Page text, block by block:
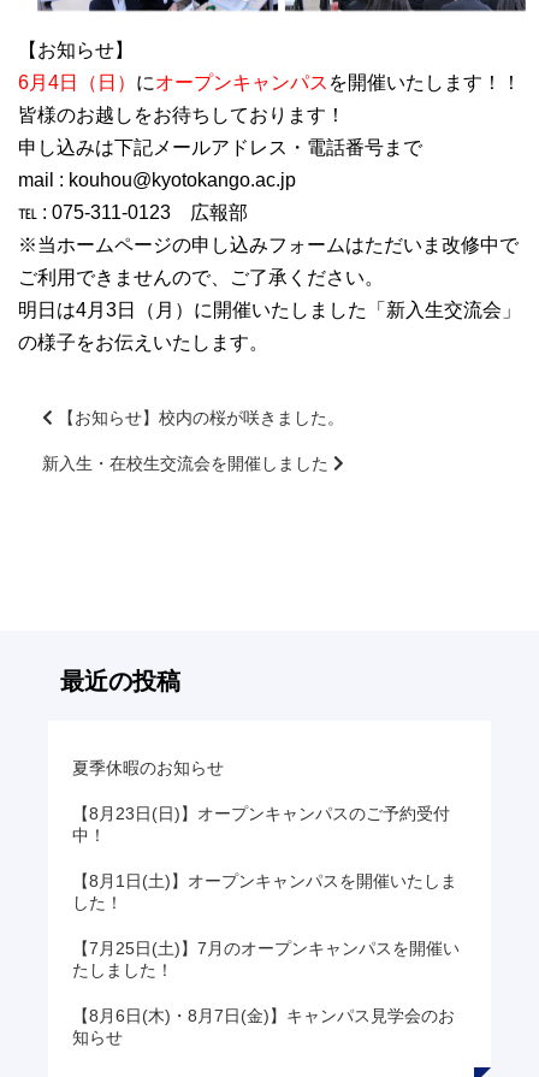
【お知らせ】
6月4日（日） にオープンキャンパス を開催いたします！！
皆様のお越しをお待ちしております！
申し込みは下記メールアドレス・電話番号まで
mail : kouhou@kyotokango.ac.jp
℡ : 075-311-0123 広報部
※当ホームページの申し込みフォームはただいま改修中で
ご利用できませんので、ご了承ください。
明日は4月3日（月）に開催いたしました「新入生交流会」
の様子をお伝えいたします。
前
【お知らせ】校内の桜が咲きました。
新入生・在校生交流会を開催しました
最近の投稿
夏季休暇のお知らせ
【8月23日(日)】オープンキャンパスのご予約受付
中！
【8月1日(土)】オープンキャンパスを開催いたしま
した！
【7月25日(土)】7月のオープンキャンパスを開催い
たしました！
【8月6日(木)・8月7日(金)】キャンパス見学会のお
知らせ